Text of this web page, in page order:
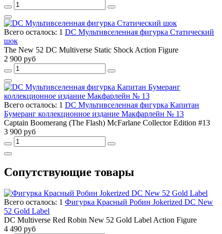
Всего осталось: 1 DC Мультивселенная фигурка Статический
шок
The New 52 DC Multiverse Static Shock Action Figure
2 900 руб
Всего осталось: 1 DC Мультивселенная фигурка Капитан
Бумеранг коллекционное издание Макфарлейн № 13
Captain Boomerang (The Flash) McFarlane Collector Edition #13
3 900 руб
Сопутствующие товары
Всего осталось: 1 Фигурка Красный Робин Jokerized DC New
52 Gold Label
DC Multiverse Red Robin New 52 Gold Label Action Figure
4 490 руб